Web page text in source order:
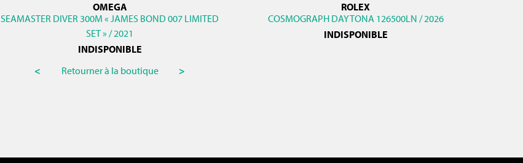
OMEGA
SEAMASTER DIVER 300M « JAMES BOND 007 LIMITED
SET » / 2021
INDISPONIBLE
ROLEX
COSMOGRAPH DAYTONA 126500LN / 2026
INDISPONIBLE
< Retourner à la boutique >